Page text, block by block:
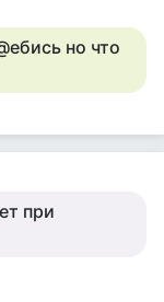
но что
при